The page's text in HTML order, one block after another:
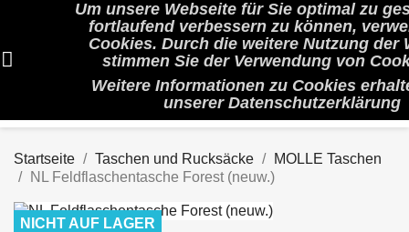
Um unsere Webseite für Sie optimal zu
fortlaufend verbessern zu können,
Cookies. Durch die weitere Nutzung der
stimmen Sie der Verwendung von
Weitere Informationen zu Cookies
unserer Datenschutzerklärung
(0)

Startseite Taschen und Rucksäcke
MOLLE Taschen
NL Feldflaschentasche Forest (neuw.)
NICHT AUF LAGER